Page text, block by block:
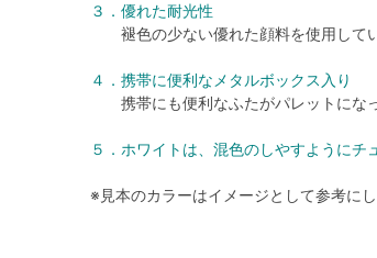
３．優れた耐光性
褪色の少ない優れた顔料を使用してい
４．携帯に便利なメタルボックス入り
携帯にも便利なふたがパレットになっ
５．ホワイトは、混色のしやすようにチ
※見本のカラーはイメージとして参考に